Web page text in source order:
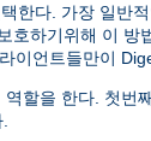
한다. 가장 일반
호하기위해 이 방
이언트들만이
할을 한다. 첫번